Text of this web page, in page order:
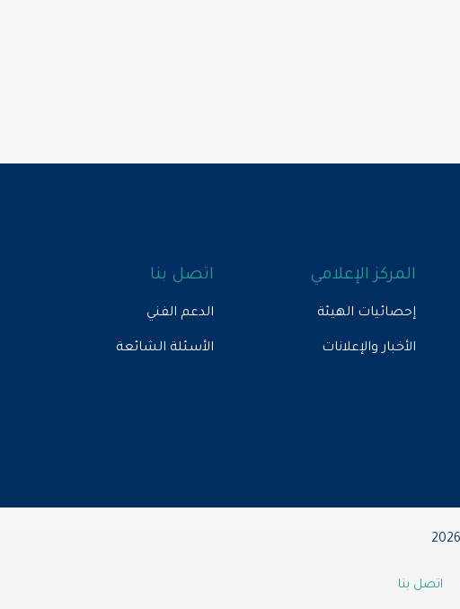
المركز الإعلامي
إحصائيات الهيئة
الأخبار والإعلانات
اتصل بنا
الدعم الفني
الأسئلة الشائعة
اتصل بنا